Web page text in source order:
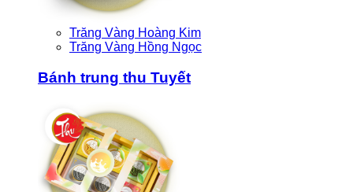
Trăng Vàng Hoàng Kim
Trăng Vàng Hồng Ngọc
Bánh trung thu Tuyết